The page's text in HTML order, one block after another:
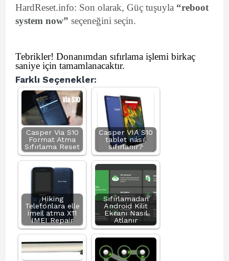
HardReset.info: Son olarak, Güç tuşuyla “reboot
system now” seçeneğini seçin.
Tebrikler! Donanımdan sıfırlama işlemi birkaç
saniye için tamamlanacaktır.
Farklı Seçenekler:
Casper Via S10
Format Atma
Sıfırlama Reset
Casper VIA S10
tablet nasıl
sıfırlanır?
Hiking
Telefonlara elle
imeil atma X11
IMEI Repair
Sıfırlamadan
Android Kilit
Ekranı Nasıl
Atlanır